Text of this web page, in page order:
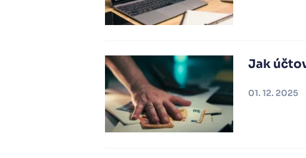
Jak
01. 12. 2025